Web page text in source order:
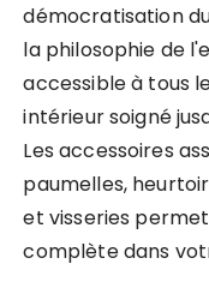
démocratisation
la philosophie de
accessible à tous
intérieur soigné
Les accessoires
paumelles,
et visseries
complète dans